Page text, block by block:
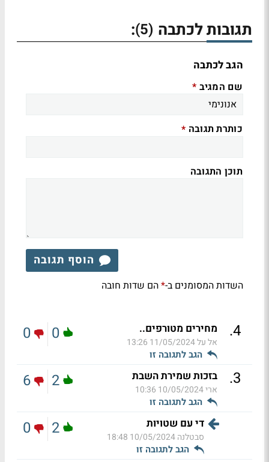
תגובות לכתבה (5)
:
הגב לכתבה
שם המגיב *
כותרת תגובה *
תוכן התגובה
הוסף תגובה
השדות המסומנים ב-*הם שדות חובה
4
. מחירים מטורפים..
אל על11/05/2024 13:26
הגב לתגובה זו
0
0
3
. בזכות שמירת השבת
ארי10/05/2024 10:36
הגב לתגובה זו
2
6
די עם שטויות
סבטלנה10/05/2024 18:48
הגב לתגובה זו
2
0